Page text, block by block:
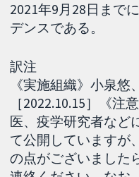
2021年9月28日まで
デンスである。
訳注
《実施組織》小泉
［2022.10.15］《注
医、疫学研究者など
て公開していますが
の点がございました